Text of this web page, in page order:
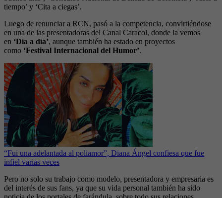
tiempo’ y ‘Cita a ciegas’.
Luego de renunciar a RCN, pasó a la competencia, convirtiéndose
en una de las presentadoras del Canal Caracol, donde la vemos
en ‘Día a día’, aunque también ha estado en proyectos
como ‘Festival Internacional del Humor’.
“Fui una adelantada al poliamor”, Diana Ángel confiesa que fue
infiel varias veces
Pero no solo su trabajo como modelo, presentadora y empresaria es
del interés de sus fans, ya que su vida personal también ha sido